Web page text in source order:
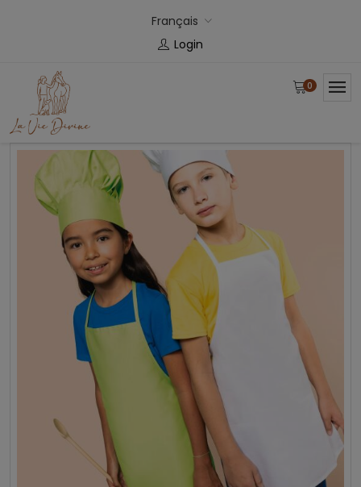
Français
Login
0